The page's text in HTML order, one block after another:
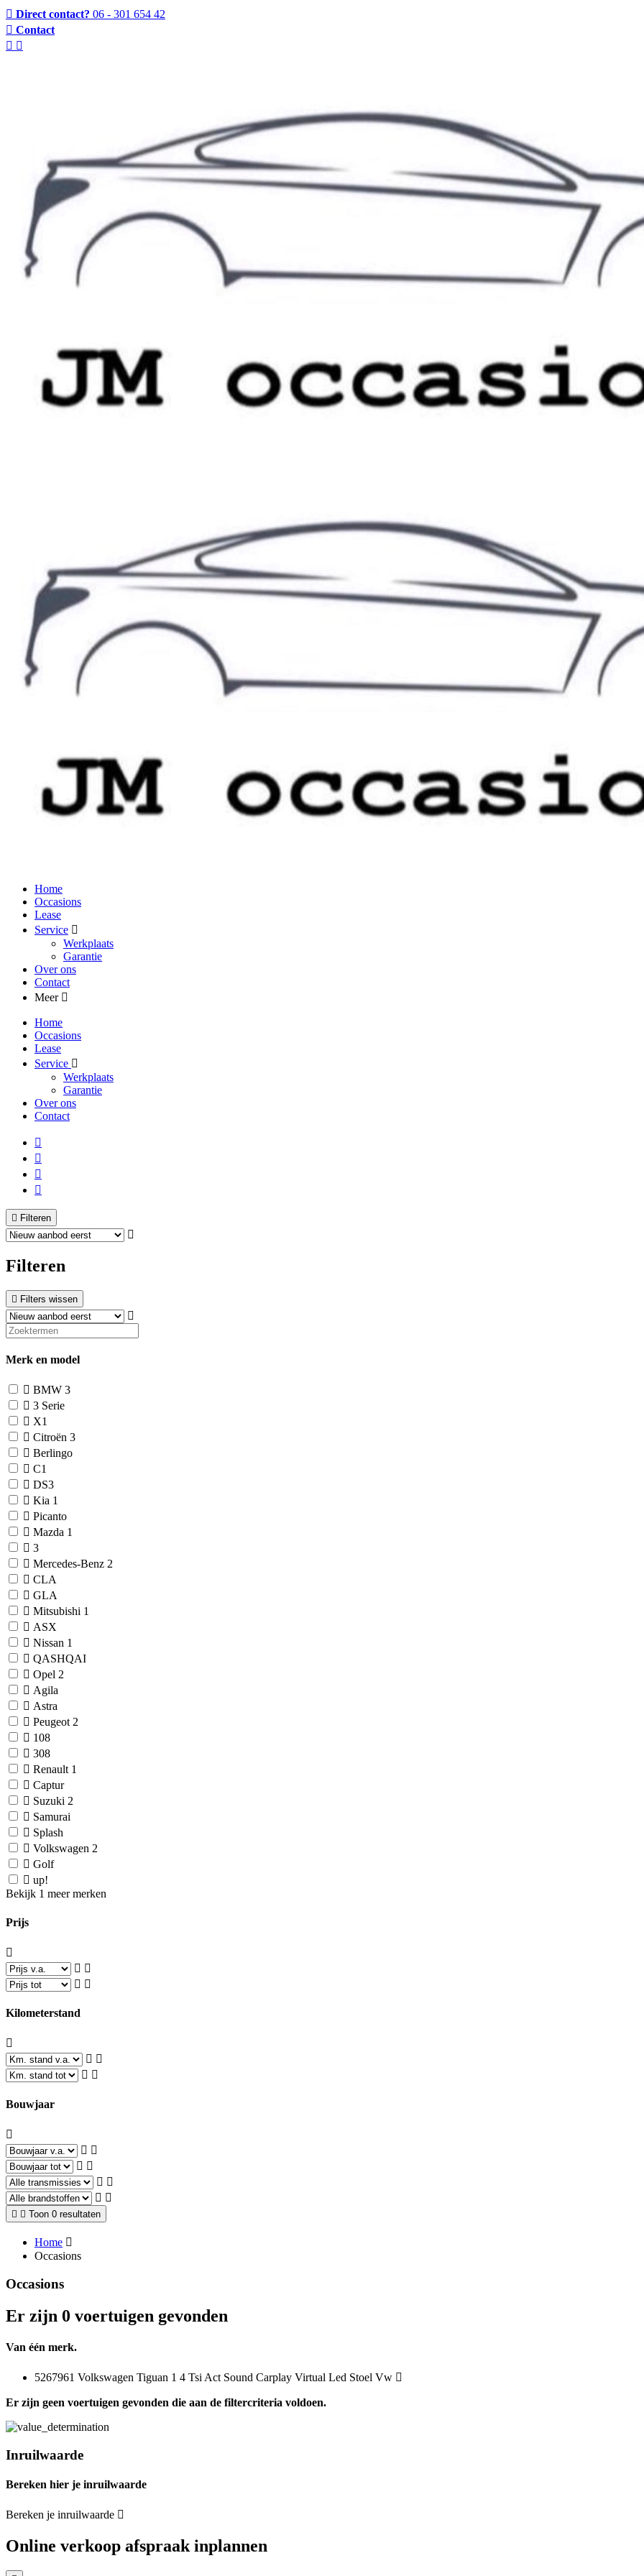
Direct contact? 06 - 301 654 42
Contact
Home
Occasions
Lease
Service
Werkplaats
Garantie
Over ons
Contact
Meer
Home
Occasions
Lease
Service
Werkplaats
Garantie
Over ons
Contact
Filteren
Filteren
Filters wissen
Merk en model
BMW 3
3 Serie
X1
Citroën 3
Berlingo
C1
DS3
Kia 1
Picanto
Mazda 1
3
Mercedes-Benz 2
CLA
GLA
Mitsubishi 1
ASX
Nissan 1
QASHQAI
Opel 2
Agila
Astra
Peugeot 2
108
308
Renault 1
Captur
Suzuki 2
Samurai
Splash
Volkswagen 2
Golf
up!
Bekijk 1 meer merken
Prijs
Kilometerstand
Bouwjaar
Toon 0 resultaten
Home
Occasions
Occasions
Er zijn 0 voertuigen gevonden
Van één merk.
5267961 Volkswagen Tiguan 1 4 Tsi Act Sound Carplay Virtual Led Stoel Vw
Er zijn geen voertuigen gevonden die aan de filtercriteria voldoen.
Inruilwaarde
Bereken hier je inruilwaarde
Bereken je inruilwaarde
Online verkoop afspraak inplannen